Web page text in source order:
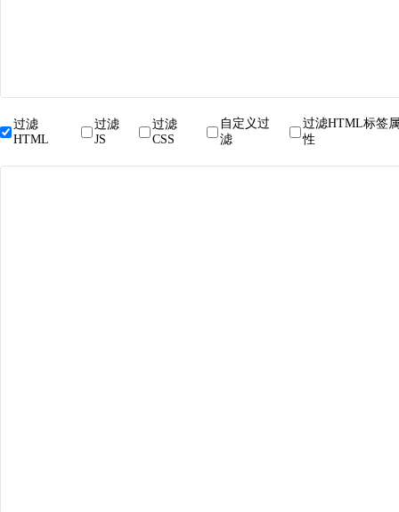
过滤
HTML
过滤
JS
过滤
CSS
自定义过
滤
过滤HTML标签
性